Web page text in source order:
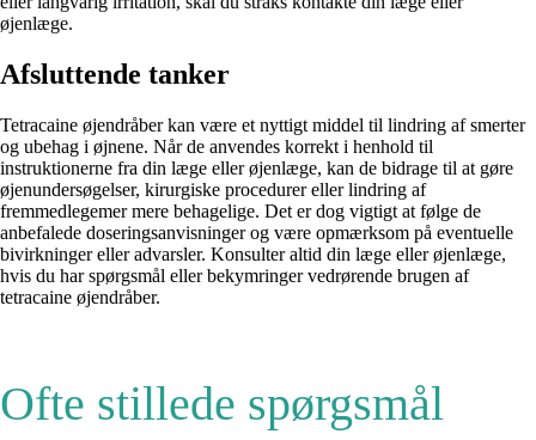
øjenlæge.
Afsluttende tanker
Tetracaine øjendråber kan være et nyttigt middel til lindring af smerter
og ubehag i øjnene. Når de anvendes korrekt i henhold til
instruktionerne fra din læge eller øjenlæge, kan de bidrage til at gøre
øjenundersøgelser, kirurgiske procedurer eller lindring af
fremmedlegemer mere behagelige. Det er dog vigtigt at følge de
anbefalede doseringsanvisninger og være opmærksom på eventuelle
bivirkninger eller advarsler. Konsulter altid din læge eller øjenlæge,
hvis du har spørgsmål eller bekymringer vedrørende brugen af
tetracaine øjendråber.
Ofte stillede spørgsmål